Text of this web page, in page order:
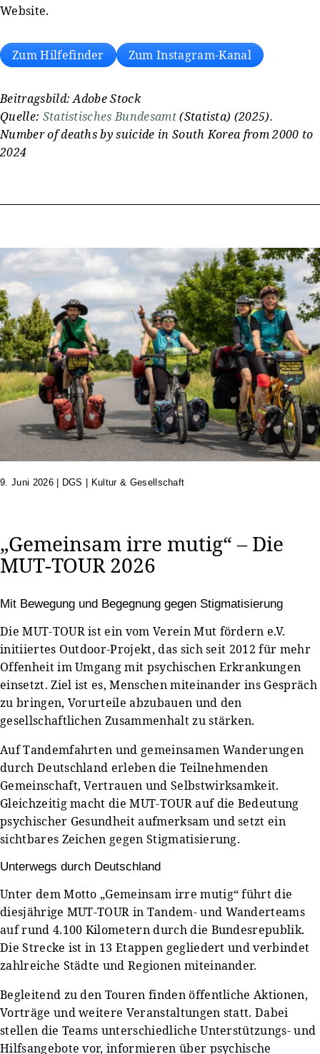
Website.
Zum Hilfefinder Zum Instagram-Kanal
Beitragsbild: Adobe Stock
Quelle: Statistisches Bundesamt(Statista) (2025).
Number of deaths by suicide in South Korea from 2000 to
2024
9. Juni 2026| DGS | Kultur & Gesellschaft
„Gemeinsam irre mutig“ – Die
MUT-TOUR 2026
Mit Bewegung und Begegnung gegen Stigmatisierung
Die MUT-TOUR ist ein vom Verein Mut fördern e.V.
initiiertes Outdoor-Projekt, das sich seit 2012 für mehr
Offenheit im Umgang mit psychischen Erkrankungen
einsetzt. Ziel ist es, Menschen miteinander ins Gespräch
zu bringen, Vorurteile abzubauen und den
gesellschaftlichen Zusammenhalt zu stärken.
Auf Tandemfahrten und gemeinsamen Wanderungen
durch Deutschland erleben die Teilnehmenden
Gemeinschaft, Vertrauen und Selbstwirksamkeit.
Gleichzeitig macht die MUT-TOUR auf die Bedeutung
psychischer Gesundheit aufmerksam und setzt ein
sichtbares Zeichen gegen Stigmatisierung.
Unterwegs durch Deutschland
Unter dem Motto „Gemeinsam irre mutig“ führt die
diesjährige MUT-TOUR in Tandem- und Wanderteams
auf rund 4.100 Kilometern durch die Bundesrepublik.
Die Strecke ist in 13 Etappen gegliedert und verbindet
zahlreiche Städte und Regionen miteinander.
Begleitend zu den Touren finden öffentliche Aktionen,
Vorträge und weitere Veranstaltungen statt. Dabei
stellen die Teams unterschiedliche Unterstützungs- und
Hilfsangebote vor, informieren über psychische